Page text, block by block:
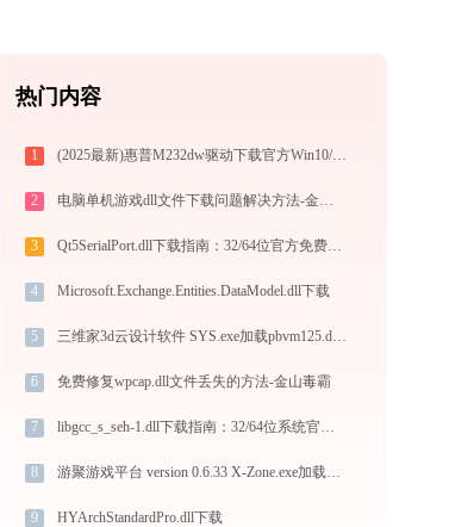
热门内容
1 (2025最新)惠普M232dw驱动下载官方Win10/Win11支持
2 电脑单机游戏dll文件下载问题解决方法-金山毒霸
3 Qt5SerialPort.dll下载指南：32/64位官方免费版解决DLL缺失问题
4 Microsoft.Exchange.Entities.DataModel.dll下载
5 三维家3d云设计软件 SYS.exe加载pbvm125.dll文件丢失处理办法
6 免费修复wpcap.dll文件丢失的方法-金山毒霸
7 libgcc_s_seh-1.dll下载指南：32/64位系统官方免费下载与安装教程
8 游聚游戏平台 version 0.6.33 X-Zone.exe加载msvcr100.dll文件丢失处理办法
9 HYArchStandardPro.dll下载